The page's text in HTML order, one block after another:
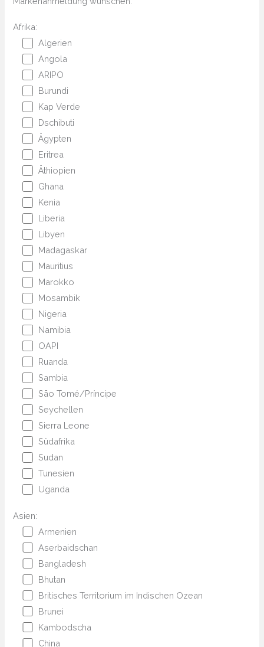
Afrika:
Algerien
Angola
ARIPO
Burundi
Kap Verde
Dschibuti
Ägypten
Eritrea
Äthiopien
Ghana
Kenia
Liberia
Libyen
Madagaskar
Mauritius
Marokko
Mosambik
Nigeria
Namibia
OAPI
Ruanda
Sambia
São Tomé/Príncipe
Seychellen
Sierra Leone
Südafrika
Sudan
Tunesien
Uganda
Asien:
Armenien
Aserbaidschan
Bangladesh
Bhutan
Britisches Territorium im Indischen Ozean
Brunei
Kambodscha
China